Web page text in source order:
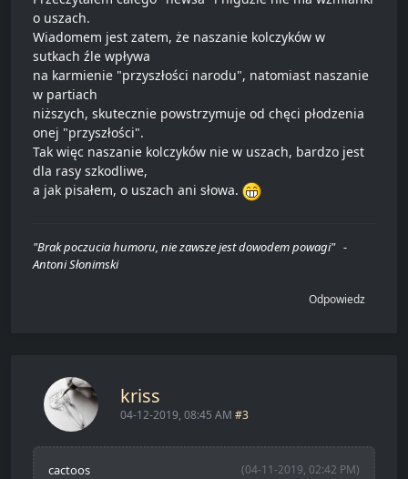
o uszach.
Wiadomem jest zatem, że naszanie kolczyków w
sutkach źle wpływa
na karmienie "przyszłości narodu", natomiast naszanie
w partiach
niższych, skutecznie powstrzymuje od chęci płodzenia
onej "przyszłości".
Tak więc naszanie kolczyków nie w uszach, bardzo jest
dla rasy szkodliwe,
a jak pisałem, o uszach ani słowa.
"Brak poczucia humoru, nie zawsze jest dowodem powagi" -
Antoni Słonimski
Odpowiedz
kriss
04-12-2019, 08:45 AM #3
(04-11-2019, 02:42 PM)
cactoos